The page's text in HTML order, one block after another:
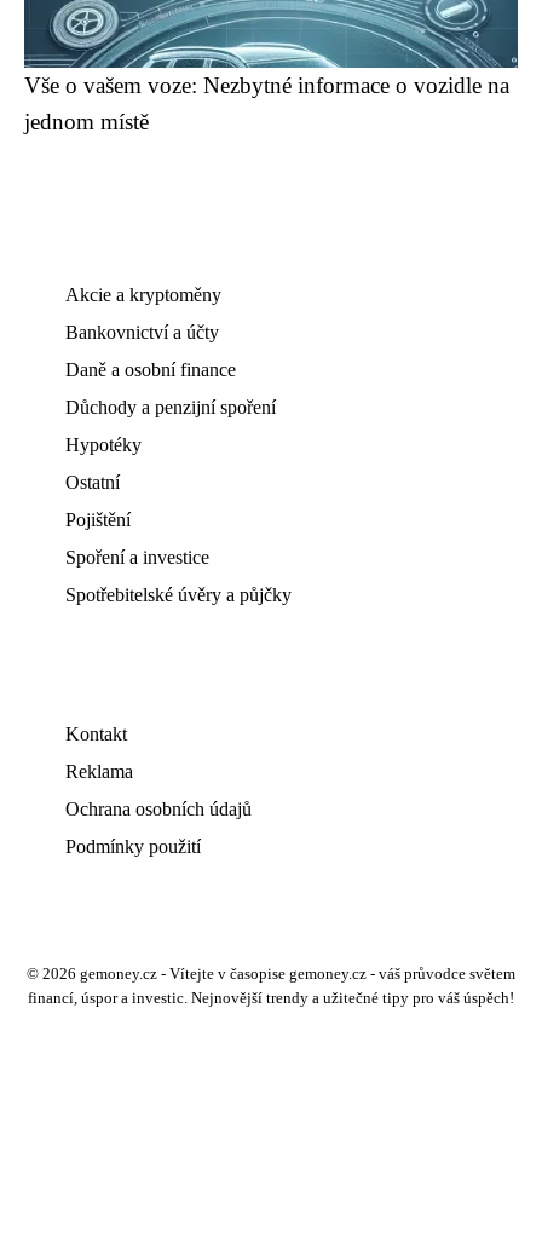
Vše o vašem voze: Nezbytné informace o vozidle na
jednom místě
Akcie a kryptoměny
Bankovnictví a účty
Daně a osobní finance
Důchody a penzijní spoření
Hypotéky
Ostatní
Pojištění
Spoření a investice
Spotřebitelské úvěry a půjčky
Kontakt
Reklama
Ochrana osobních údajů
Podmínky použití
© 2026 gemoney.cz - Vítejte v časopise gemoney.cz - váš průvodce světem
financí, úspor a investic. Nejnovější trendy a užitečné tipy pro váš úspěch!